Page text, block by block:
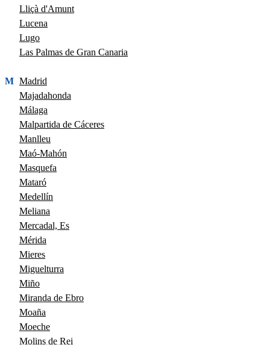
Lliçà d'Amunt
Lucena
Lugo
Las Palmas de Gran Canaria
M Madrid
Majadahonda
Málaga
Malpartida de Cáceres
Manlleu
Maó-Mahón
Masquefa
Mataró
Medellín
Meliana
Mercadal, Es
Mérida
Mieres
Miguelturra
Miño
Miranda de Ebro
Moaña
Moeche
Molins de Rei